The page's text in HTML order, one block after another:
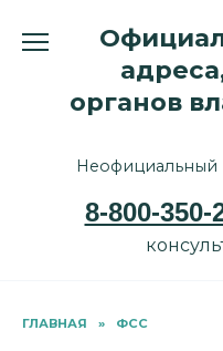
органов
Неофициальный
8-800-350-
ГЛАВНАЯ » ФСС